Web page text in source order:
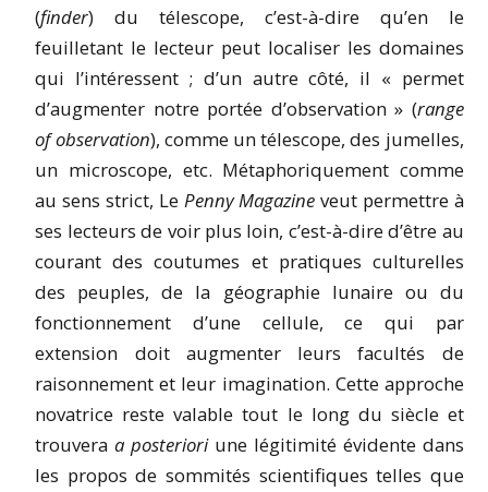
(finder) du télescope, c’est-à-dire qu’en le
feuilletant le lecteur peut localiser les domaines
qui l’intéressent ; d’un autre côté, il « permet
d’augmenter notre portée d’observation » (range
of observation), comme un télescope, des jumelles,
un microscope, etc. Métaphoriquement comme
au sens strict, Le Penny Magazineveut permettre à
ses lecteurs de voir plus loin, c’est-à-dire d’être au
courant des coutumes et pratiques culturelles
des peuples, de la géographie lunaire ou du
fonctionnement d’une cellule, ce qui par
extension doit augmenter leurs facultés de
raisonnement et leur imagination. Cette approche
novatrice reste valable tout le long du siècle et
trouveraa posteriori une légitimité évidente dans
les propos de sommités scientifiques telles que